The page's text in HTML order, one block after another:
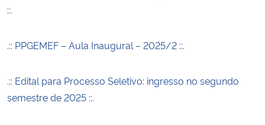
::.
.:: PPGEMEF – Aula Inaugural – 2025/2 ::.
.:: Edital para Processo Seletivo: ingresso no segundo
semestre de 2025 ::.